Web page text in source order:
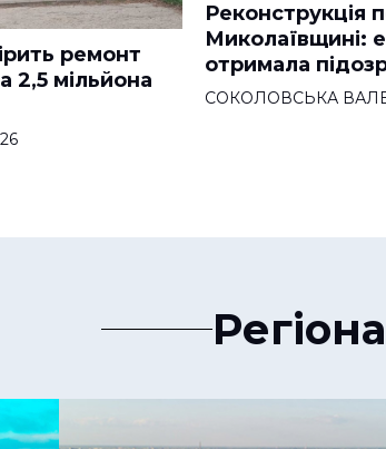
ремонт
2,5 мільйона
Реконструкція
Миколаївщині:
отримала
СОКОЛОВСЬКА